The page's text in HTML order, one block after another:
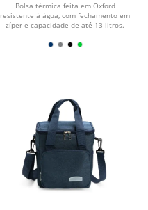
Bolsa térmica feita em Oxford
resistente à água, com fechamento em
zíper e capacidade de até 13 litros.